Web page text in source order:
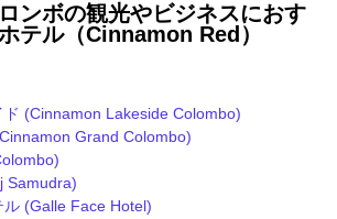
ンボの観光やビジネスにおす
テル（Cinnamon Red）
ド (Cinnamon Lakeside Colombo)
Grand Colombo)
Samudra)
ル (Galle Face Hotel)